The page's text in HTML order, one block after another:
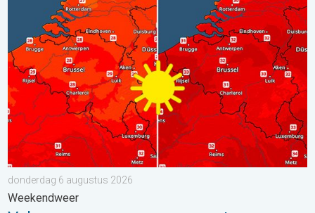
Volop zon en zomerse warmte. Weekendweer. . . donderdag
donderdag 6 augustus 2026
Weekendweer